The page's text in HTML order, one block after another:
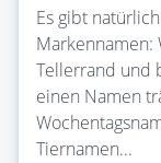
Es gibt
Tellerrand und
einen Namen
Tiernamen...